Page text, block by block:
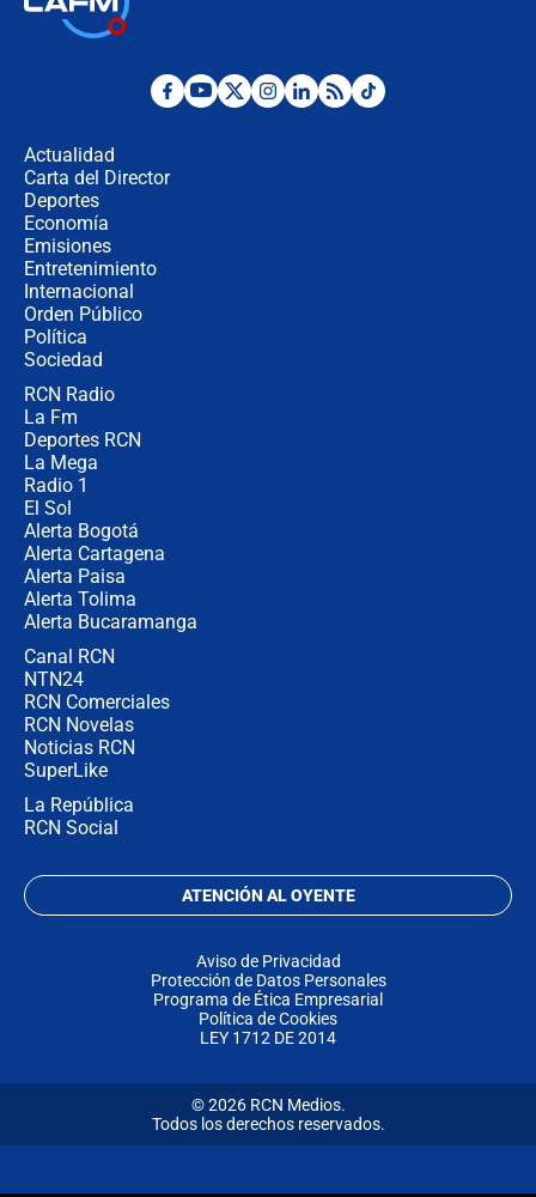
Desde dermatitis hasta infecciones:
Actualidad
Carta del Director
Deportes
Economía
Emisiones
Entretenimiento
Internacional
Orden Público
Política
Sociedad
RCN Radio
La Fm
Deportes RCN
La Mega
Radio 1
El Sol
Alerta Bogotá
Alerta Cartagena
Alerta Paisa
Alerta Tolima
Alerta Bucaramanga
Canal RCN
NTN24
RCN Comerciales
RCN Novelas
Noticias RCN
SuperLike
La República
RCN Social
ATENCIÓN AL OYENTE
Aviso de Privacidad
Protección de Datos Personales
Programa de Ética Empresarial
Política de Cookies
LEY 1712 DE 2014
© 2026 RCN Medios.
Todos los derechos reservados.